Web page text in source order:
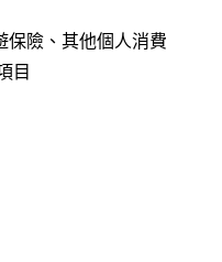
保險、其他個人消費
目